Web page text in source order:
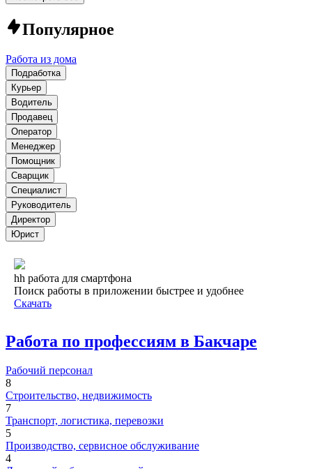
Популярное
Работа из дома
Подработка
Курьер
Водитель
Продавец
Оператор
Менеджер
Помощник
Сварщик
Специалист
Руководитель
Директор
Юрист
hh работа для смартфона
Поиск работы в приложении быстрее и удобнее
Скачать
Работа по профессиям в Бакчаре
Рабочий персонал
8
Строительство, недвижимость
7
Транспорт, логистика, перевозки
5
Производство, сервисное обслуживание
4